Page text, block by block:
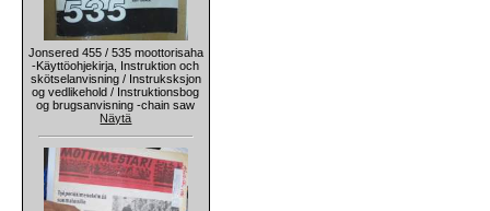
Jonsered 455 / 535 moottorisaha
-Käyttöohjekirja, Instruktion och
skötselanvisning / Instruksksjon
og vedlikehold / Instruktionsbog
og brugsanvisning -chain saw
Näytä